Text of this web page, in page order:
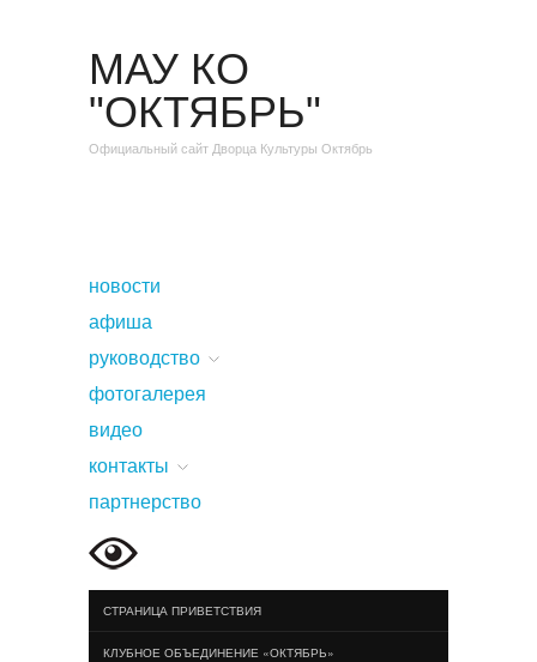
МАУ КО
"ОКТЯБРЬ"
Официальный сайт Дворца Культуры Октябрь
новости
афиша
руководство
фотогалерея
видео
контакты
партнерство
СТРАНИЦА ПРИВЕТСТВИЯ
КЛУБНОЕ ОБЪЕДИНЕНИЕ «ОКТЯБРЬ»